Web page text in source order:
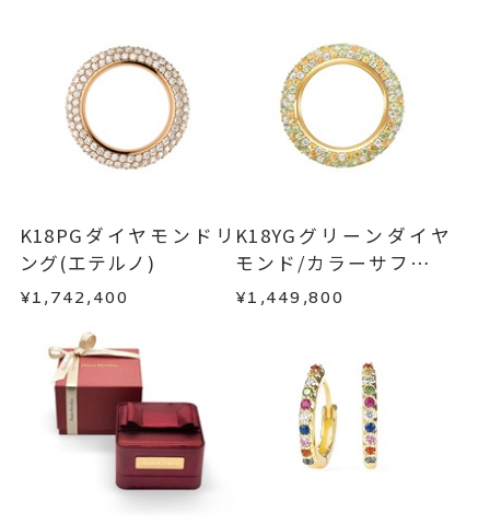
刻印サービス対象商品
※刻印をお入れする場合は、プラ
ス約14営業日ほど頂戴しておりま
す。
※連休等の都合上、通常よりお時
刻印文字数
サイズ#2.5以下のサイズは、文字
入れ不可。
サイズ#3～#5.5は、5文字まで文
サイズ#6以上は、16文字まで文字
入れ可能。
刻印字体
文字タイプA、文字タイプB、文字
タイプCよりお選びいただけま
す。
K18PGダイヤモンドリ
ング(エテルノ)
¥1,742,400
K18YGグリーンダイヤ
モンド/カラーサファイ
ア/ダイヤモンドリング
¥1,449,800